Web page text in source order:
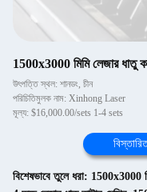
1500x3000 মিমি লেজার ধাতু
উৎপত্তি স্থল: শানডং, চীন
পরিচিতিমুলক নাম: Xinhong Laser
মূল্য: $16,000.00/sets 1-4 sets
বিশেষভাবে তুলে ধরা: 1500x3000